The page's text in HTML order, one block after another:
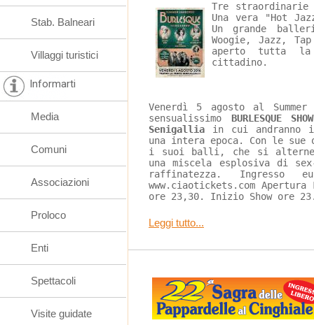
Tre
Una vera "Hot
Un grande
Woogie, Jazz,
aperto tutta
cittadino.
Venerdì 5 agosto al
sensualissimo BURLESQUE
Senigallia in cui andranno
una intera epoca. Con le
i suoi balli, che si
una miscela esplosiva di
raffinatezza. Ingresso
www.ciaotickets.com
ore 23,30. Inizio Show ore
Leggi tutto...
Stab. Balneari
Villaggi turistici
Informarti
Media
Comuni
Associazioni
Proloco
Enti
Spettacoli
Visite guidate